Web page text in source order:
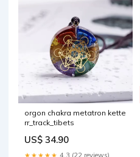
orgon chakra metatron kette
rr_track_tibets
US$ 34.90
★★★★★ 4.3 (22 reviews)